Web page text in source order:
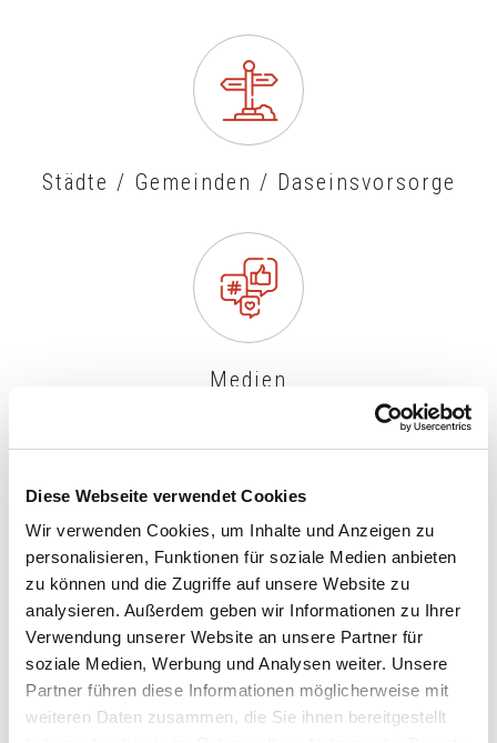
Diese Webseite verwendet Cookies
Wir verwenden Cookies, um Inhalte und Anzeigen zu
personalisieren, Funktionen für soziale Medien anbieten
zu können und die Zugriffe auf unsere Website zu
analysieren. Außerdem geben wir Informationen zu Ihrer
Verwendung unserer Website an unsere Partner für
soziale Medien, Werbung und Analysen weiter. Unsere
Partner führen diese Informationen möglicherweise mit
weiteren Daten zusammen, die Sie ihnen bereitgestellt
Städte / Gemeinden / Daseinsvorsorge
Medien
Tourismus / Landwirtschaft